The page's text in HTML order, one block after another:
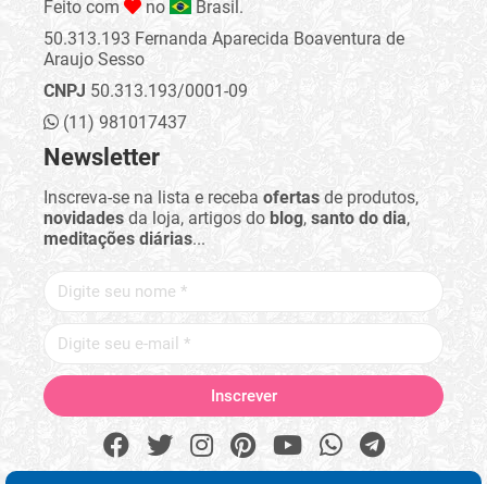
Feito com no
Brasil.
50.313.193 Fernanda Aparecida Boaventura de
Araujo Sesso
CNPJ50.313.193/0001-09
(11) 981017437
Newsletter
Inscreva-se na lista e receba ofertas de produtos,
novidades da loja, artigos do blog, santo do dia,
meditações diárias...